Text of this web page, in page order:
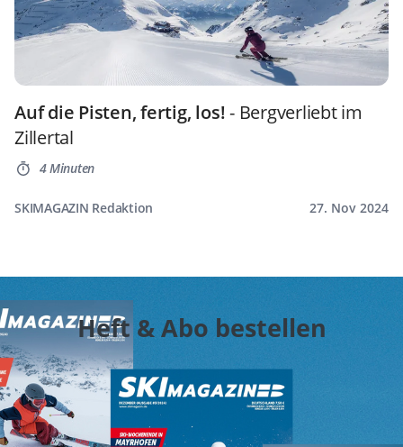
Auf die Pisten, fertig, los!- Bergverliebt im
Zillertal
4 Minuten
SKIMAGAZIN Redaktion 27. Nov 2024
Heft & Abo bestellen